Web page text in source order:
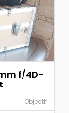
f/4D-
Objectif